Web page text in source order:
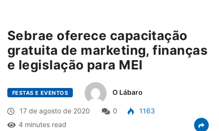
Sebrae oferece capacitação
gratuita de marketing, finanças
e legislação para MEI
FESTAS E EVENTOS O Lábaro
17 de agosto de 2020 0
1163
4 minutes read